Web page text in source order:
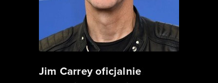
Jim Carrey oficjalnie